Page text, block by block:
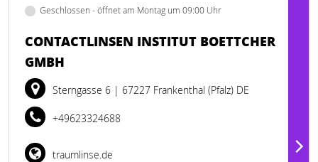
Geschlossen - öffnet am Montag um 09:00 Uhr
CONTACTLINSEN INSTITUT BOETTCHER
GMBH
Sterngasse 6 | 67227 Frankenthal (Pfalz) DE
+49623324688
traumlinse.de